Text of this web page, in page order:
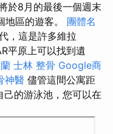
於8月的最後一個週末
區的遊客。 團體名
，這是許多維拉
平原上可以找到遺
士林 整骨 Google商
神醫 儘管這間公寓距
的游泳池，您可以在